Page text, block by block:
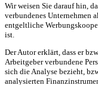
Wir weisen Sie darauf hin,
verbundenes Unternehmen
entgeltliche
ist.
Der Autor erklärt, dass er
Arbeitgeber verbundene
sich die Analyse bezieht,
analysierten